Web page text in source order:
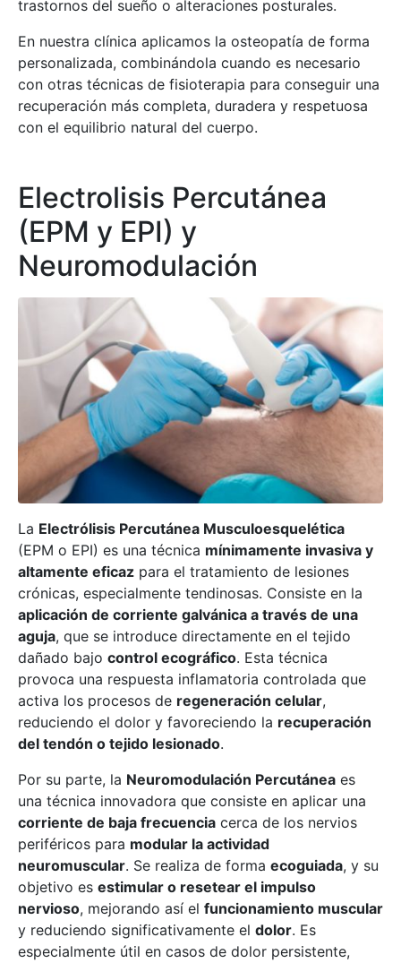
trastornos del sueño o alteraciones posturales.
En nuestra clínica aplicamos la osteopatía de forma
personalizada, combinándola cuando es necesario
con otras técnicas de fisioterapia para conseguir una
recuperación más completa, duradera y respetuosa
con el equilibrio natural del cuerpo.
Electrolisis Percutánea
(EPM y EPI) y
Neuromodulación
La Electrólisis Percutánea Musculoesquelética
(EPM o EPI) es una técnica mínimamente invasiva y
altamente eficaz para el tratamiento de lesiones
crónicas, especialmente tendinosas. Consiste en la
aplicación de corriente galvánica a través de una
aguja, que se introduce directamente en el tejido
dañado bajo control ecográfico. Esta técnica
provoca una respuesta inflamatoria controlada que
activa los procesos de regeneración celular,
reduciendo el dolor y favoreciendo la recuperación
del tendón o tejido lesionado.
Por su parte, la Neuromodulación Percutánea es
una técnica innovadora que consiste en aplicar una
corriente de baja frecuencia cerca de los nervios
periféricos para modular la actividad
neuromuscular. Se realiza de forma ecoguiada, y su
objetivo es estimular o resetear el impulso
nervioso, mejorando así el funcionamiento muscular
y reduciendo significativamente el dolor. Es
especialmente útil en casos de dolor persistente,